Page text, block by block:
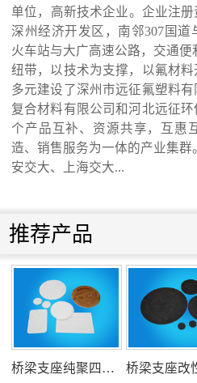
交通运输行业标准
滑板》 送审稿审查
河北省科学院与远
式...
氟塑料行业兴氟沙龙
单位，高新技术企业。企业注
深州经济开发区，南邻307国道
火车站与大广高速公路，交通
纽带，以技术为支撑，以氟材
多元建设了深州市远征氟塑料
复合材料有限公司和河北远征
个产品互补、资源共享，互惠
造、销售服务为一体的产业集群
安交大、上海交大...
推荐产品
桥梁支座纯聚四氟乙烯滑板